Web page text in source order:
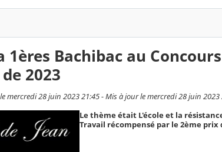
1ères Bachibac au
2023
mercredi 28 juin 2023 21:45 - Mis à jour le mercredi 28 juin 2023
Le thème était L'école et la
Travail récompensé par le 2ème